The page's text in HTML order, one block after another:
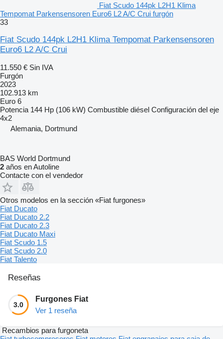
Fiat Scudo 144pk L2H1 Klima
Tempomat Parkensensoren Euro6 L2 A/C Crui furgón
33
Fiat Scudo 144pk L2H1 Klima Tempomat Parkensensoren
Euro6 L2 A/C Crui
11.550 € Sin IVA
Furgón
2023
102.913 km
Euro 6
Potencia 144 Hp (106 kW) Combustible diésel Configuración del eje
4x2
Alemania, Dortmund
BAS World Dortmund
2 años en Autoline
Contacte con el vendedor
Otros modelos en la sección «Fiat furgones»
Fiat Ducato
Fiat Ducato 2.2
Fiat Ducato 2.3
Fiat Ducato Maxi
Fiat Scudo 1.5
Fiat Scudo 2.0
Fiat Talento
Reseñas
3.0
Furgones Fiat
Ver 1 reseña
Recambios para furgoneta